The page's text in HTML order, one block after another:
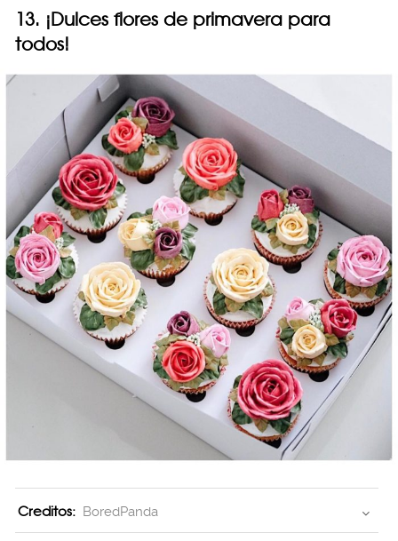
13. ¡Dulces flores de primavera para
todos!
Creditos: BoredPanda